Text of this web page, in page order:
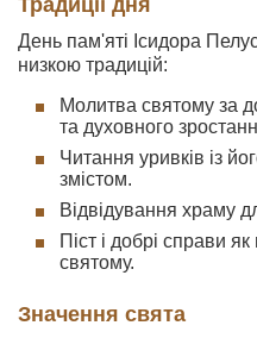
День пам'яті Ісидора
низкою традицій:
Молитва святому за
та духовного
Читання уривків із
змістом.
Відвідування храму
Піст і добрі справи
святому.
Значення свята